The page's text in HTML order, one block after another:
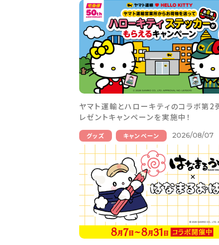
ヤマト運輸とハローキティのコラボ第
レゼントキャンペーンを実施中！
グッズ キャンペーン 2026/08/07